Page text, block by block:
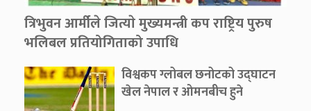
त्रिभुवन आर्मीले जित्याे मुख्यमन्त्री कप राष्ट्रिय पुरुष
भलिबल प्रतियोगिताको उपाधि
विश्वकप ग्लोबल छनोटको उद्घाटन
खेल नेपाल र ओमनबीच हुने